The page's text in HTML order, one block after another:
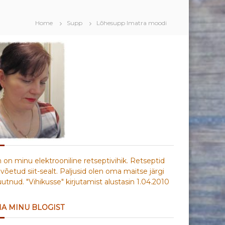
Home Supp Lõhesupp Imatra moodi
on minu elektrooniline retseptivihik. Retseptid
siit-sealt. Paljusid olen oma maitse järgi
"Vihikusse" kirjutamist alustasin 1.04.2010
MINU BLOGIST